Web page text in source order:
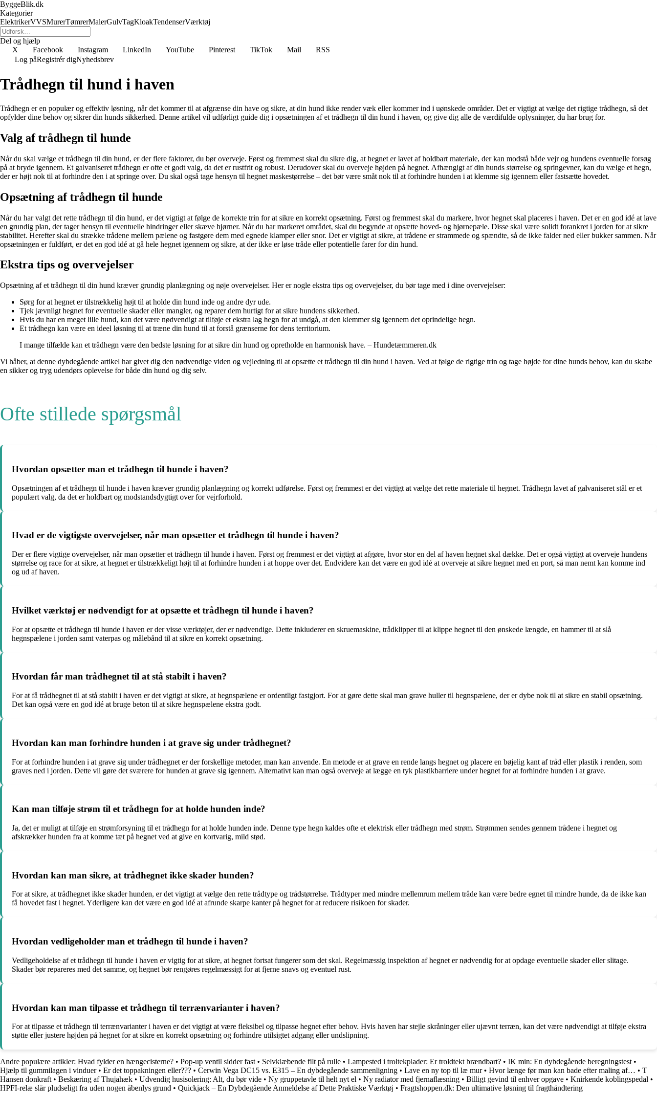
ByggeBlik.dk
Kategorier
ElektrikerVVSMurerTømrerMalerGulvTagKloakTendenserVærktøj
Del og hjælp
X
Facebook Instagram LinkedIn YouTube Pinterest TikTok Mail
RSS
Log påRegistrér digNyhedsbrev
Trådhegn til hund i haven
Trådhegn er en populær og effektiv løsning, når det kommer til at afgrænse din have og sikre, at din hund ikke render væk eller kommer ind i uønskede områder. Det er vigtigt at vælge det rigtige trådhegn, så det
opfylder dine behov og sikrer din hunds sikkerhed. Denne artikel vil udførligt guide dig i opsætningen af et trådhegn til din hund i haven, og give dig alle de værdifulde oplysninger, du har brug for.
Valg af trådhegn til hunde
Når du skal vælge et trådhegn til din hund, er der flere faktorer, du bør overveje. Først og fremmest skal du sikre dig, at hegnet er lavet af holdbart materiale, der kan modstå både vejr og hundens eventuelle forsøg
på at bryde igennem. Et galvaniseret trådhegn er ofte et godt valg, da det er rustfrit og robust. Derudover skal du overveje højden på hegnet. Afhængigt af din hunds størrelse og springevner, kan du vælge et hegn,
der er højt nok til at forhindre den i at springe over. Du skal også tage hensyn til hegnet maskestørrelse – det bør være småt nok til at forhindre hunden i at klemme sig igennem eller fastsætte hovedet.
Opsætning af trådhegn til hunde
Når du har valgt det rette trådhegn til din hund, er det vigtigt at følge de korrekte trin for at sikre en korrekt opsætning. Først og fremmest skal du markere, hvor hegnet skal placeres i haven. Det er en god idé at lave
en grundig plan, der tager hensyn til eventuelle hindringer eller skæve hjørner. Når du har markeret området, skal du begynde at opsætte hoved- og hjørnepæle. Disse skal være solidt forankret i jorden for at sikre
stabilitet. Herefter skal du strække trådene mellem pælene og fastgøre dem med egnede klamper eller snor. Det er vigtigt at sikre, at trådene er strammede og spændte, så de ikke falder ned eller bukker sammen. Når
opsætningen er fuldført, er det en god idé at gå hele hegnet igennem og sikre, at der ikke er løse tråde eller potentielle farer for din hund.
Ekstra tips og overvejelser
Opsætning af et trådhegn til din hund kræver grundig planlægning og nøje overvejelser. Her er nogle ekstra tips og overvejelser, du bør tage med i dine overvejelser:
Sørg for at hegnet er tilstrækkelig højt til at holde din hund inde og andre dyr ude.
Tjek jævnligt hegnet for eventuelle skader eller mangler, og reparer dem hurtigt for at sikre hundens sikkerhed.
Hvis du har en meget lille hund, kan det være nødvendigt at tilføje et ekstra lag hegn for at undgå, at den klemmer sig igennem det oprindelige hegn.
Et trådhegn kan være en ideel løsning til at træne din hund til at forstå grænserne for dens territorium.
I mange tilfælde kan et trådhegn være den bedste løsning for at sikre din hund og opretholde en harmonisk have. – Hundetæmmeren.dk
Vi håber, at denne dybdegående artikel har givet dig den nødvendige viden og vejledning til at opsætte et trådhegn til din hund i haven. Ved at følge de rigtige trin og tage højde for dine hunds behov, kan du skabe
en sikker og tryg udendørs oplevelse for både din hund og dig selv.
Ofte stillede spørgsmål
Hvordan opsætter man et trådhegn til hunde i haven?
Opsætningen af et trådhegn til hunde i haven kræver grundig planlægning og korrekt udførelse. Først og fremmest er det vigtigt at vælge det rette materiale til hegnet. Trådhegn lavet af galvaniseret stål er et
populært valg, da det er holdbart og modstandsdygtigt over for vejrforhold.
Hvad er de vigtigste overvejelser, når man opsætter et trådhegn til hunde i haven?
Der er flere vigtige overvejelser, når man opsætter et trådhegn til hunde i haven. Først og fremmest er det vigtigt at afgøre, hvor stor en del af haven hegnet skal dække. Det er også vigtigt at overveje hundens
størrelse og race for at sikre, at hegnet er tilstrækkeligt højt til at forhindre hunden i at hoppe over det. Endvidere kan det være en god idé at overveje at sikre hegnet med en port, så man nemt kan komme ind
og ud af haven.
Hvilket værktøj er nødvendigt for at opsætte et trådhegn til hunde i haven?
For at opsætte et trådhegn til hunde i haven er der visse værktøjer, der er nødvendige. Dette inkluderer en skruemaskine, trådklipper til at klippe hegnet til den ønskede længde, en hammer til at slå
hegnspælene i jorden samt vaterpas og målebånd til at sikre en korrekt opsætning.
Hvordan får man trådhegnet til at stå stabilt i haven?
For at få trådhegnet til at stå stabilt i haven er det vigtigt at sikre, at hegnspælene er ordentligt fastgjort. For at gøre dette skal man grave huller til hegnspælene, der er dybe nok til at sikre en stabil opsætning.
Det kan også være en god idé at bruge beton til at sikre hegnspælene ekstra godt.
Hvordan kan man forhindre hunden i at grave sig under trådhegnet?
For at forhindre hunden i at grave sig under trådhegnet er der forskellige metoder, man kan anvende. En metode er at grave en rende langs hegnet og placere en bøjelig kant af tråd eller plastik i renden, som
graves ned i jorden. Dette vil gøre det sværere for hunden at grave sig igennem. Alternativt kan man også overveje at lægge en tyk plastikbarriere under hegnet for at forhindre hunden i at grave.
Kan man tilføje strøm til et trådhegn for at holde hunden inde?
Ja, det er muligt at tilføje en strømforsyning til et trådhegn for at holde hunden inde. Denne type hegn kaldes ofte et elektrisk eller trådhegn med strøm. Strømmen sendes gennem trådene i hegnet og
afskrækker hunden fra at komme tæt på hegnet ved at give en kortvarig, mild stød.
Hvordan kan man sikre, at trådhegnet ikke skader hunden?
For at sikre, at trådhegnet ikke skader hunden, er det vigtigt at vælge den rette trådtype og trådstørrelse. Trådtyper med mindre mellemrum mellem tråde kan være bedre egnet til mindre hunde, da de ikke kan
få hovedet fast i hegnet. Yderligere kan det være en god idé at afrunde skarpe kanter på hegnet for at reducere risikoen for skader.
Hvordan vedligeholder man et trådhegn til hunde i haven?
Vedligeholdelse af et trådhegn til hunde i haven er vigtig for at sikre, at hegnet fortsat fungerer som det skal. Regelmæssig inspektion af hegnet er nødvendig for at opdage eventuelle skader eller slitage.
Skader bør repareres med det samme, og hegnet bør rengøres regelmæssigt for at fjerne snavs og eventuel rust.
Hvordan kan man tilpasse et trådhegn til terrænvarianter i haven?
For at tilpasse et trådhegn til terrænvarianter i haven er det vigtigt at være fleksibel og tilpasse hegnet efter behov. Hvis haven har stejle skråninger eller ujævnt terræn, kan det være nødvendigt at tilføje ekstra
støtte eller justere højden på hegnet for at sikre en korrekt opsætning og forhindre utilsigtet adgang eller undslipning.
Andre populære artikler: Hvad fylder en hængecisterne? • Pop-up ventil sidder fast • Selvklæbende filt på rulle • Lampested i troltekplader: Er troldtekt brændbart? • IK min: En dybdegående beregningstest •
Hjælp til gummilagen i vinduer• Er det toppakningen eller??? • Cerwin Vega DC15 vs. E315 – En dybdegående sammenligning • Lave en ny top til læ mur• Hvor længe før man kan bade efter maling af… • T
Hansen donkraft • Beskæring af Thujahæk • Udvendig husisolering: Alt, du bør vide • Ny gruppetavle til helt nyt el • Ny radiator med fjernaflæsning • Billigt gevind til enhver opgave • Knirkende koblingspedal •
HPFI-relæ slår pludseligt fra uden nogen åbenlys grund • Quickjack – En Dybdegående Anmeldelse af Dette Praktiske Værktøj • Fragtshoppen.dk: Den ultimative løsning til fragthåndtering